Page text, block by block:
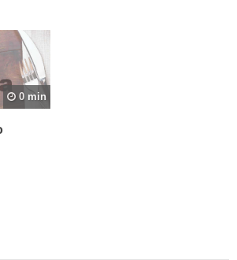
0 min